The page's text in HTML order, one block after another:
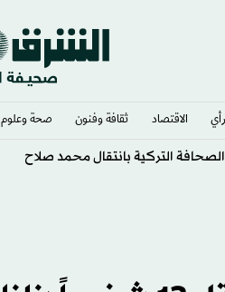
الاقتصاد ثقافة وفنون صحة وعلوم
التركية بانتقال محمد صلاح